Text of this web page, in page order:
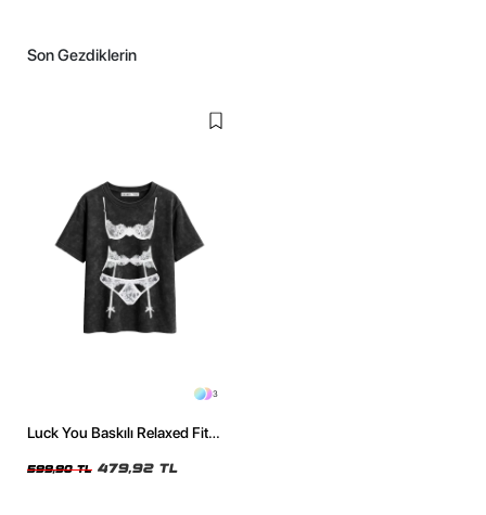
Son Gezdiklerin
3
Luck You Baskılı Relaxed Fit
599,90 TL 479,92 TL